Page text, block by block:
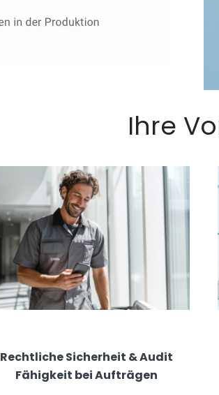
Ihre
Rechtliche Sicherheit & Audit
Fähigkeit bei Aufträgen